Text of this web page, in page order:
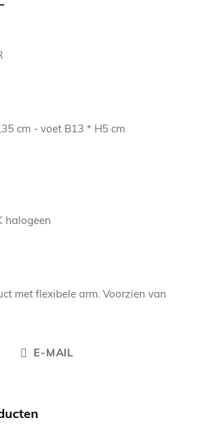
cm - voet B13 * H5 cm
halogeen
met flexibele arm. Voorzien van
E-MAIL